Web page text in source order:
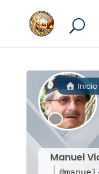
Manuel